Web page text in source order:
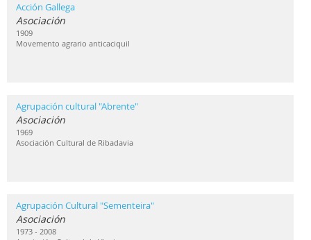
Acción Gallega
Asociación
1909
Movemento agrario anticaciquil
Agrupación cultural "Abrente"
Asociación
1969
Asociación Cultural de Ribadavia
Agrupación Cultural "Sementeira"
Asociación
1973 - 2008